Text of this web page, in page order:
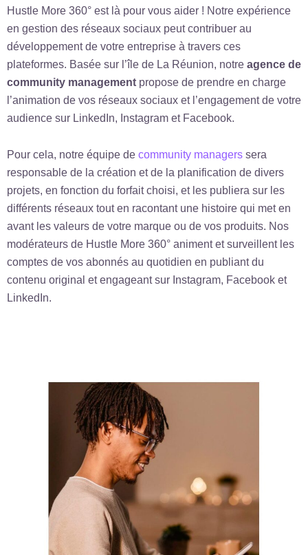
Hustle More 360° est là pour vous aider ! Notre expérience
en gestion des réseaux sociaux peut contribuer au
développement de votre entreprise à travers ces
plateformes. Basée sur l’île de La Réunion, notre agence de
community management propose de prendre en charge
l’animation de vos réseaux sociaux et l’engagement de votre
audience sur LinkedIn, Instagram et Facebook.
Pour cela, notre équipe de community managers sera
responsable de la création et de la planification de divers
projets, en fonction du forfait choisi, et les publiera sur les
différents réseaux tout en racontant une histoire qui met en
avant les valeurs de votre marque ou de vos produits. Nos
modérateurs de Hustle More 360° animent et surveillent les
comptes de vos abonnés au quotidien en publiant du
contenu original et engageant sur Instagram, Facebook et
LinkedIn.